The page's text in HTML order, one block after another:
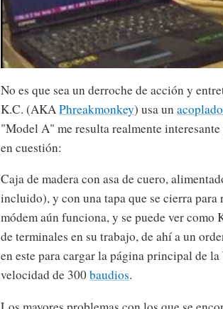
No es que sea un derroche de acción y
K.C. (AKAPhreakmonkey) usa un
"Model A" me resulta realmente
en cuestión:
Caja de madera con asa de cuero,
incluido), y con una tapa que se cierra
módem aún funciona, y se puede ver como
de terminales en su trabajo, de ahí a un
en este para cargar la página principal de
velocidad de 300baudios.